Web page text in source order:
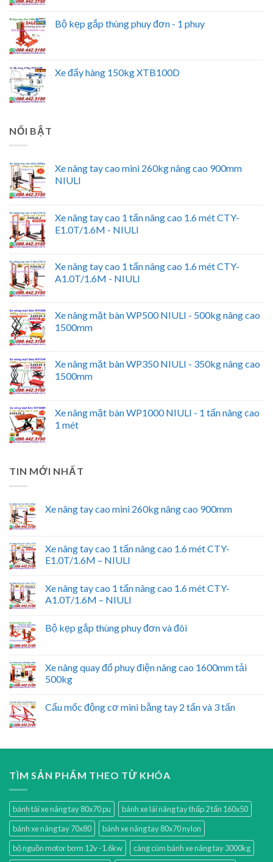
Bộ kẹp gắp thùng phuy đơn - 1 phuy
Xe đẩy hàng 150kg XTB100D
NỔI BẬT
Xe nâng tay cao mini 260kg nâng cao 900mm
NIULI
Xe nâng tay cao 1 tấn nâng cao 1.6 mét CTY-
E1.0T/1.6M - NIULI
Xe nâng tay cao 1 tấn nâng cao 1.6 mét CTY-
A1.0T/1.6M - NIULI
Xe nâng mặt bàn WP500 NIULI - 500kg nâng cao
1500mm
Xe nâng mặt bàn WP350 NIULI - 350kg nâng cao
1500mm
Xe nâng mặt bàn WP1000 NIULI - 1 tấn nâng cao
1 mét
TIN MỚI NHẤT
Xe nâng tay cao mini 260kg nâng cao 900mm
Xe nâng tay cao 1 tấn nâng cao 1.6 mét CTY-
E1.0T/1.6M – NIULI
Xe nâng tay cao 1 tấn nâng cao 1.6 mét CTY-
A1.0T/1.6M – NIULI
Bộ kẹp gắp thùng phuy đơn và đôi
Xe nâng quay đổ phuy điện nâng cao 1600mm tải
500kg
Cẩu mốc động cơ mini bằng tay 2 tấn và 3 tấn
TÌM SẢN PHẨM THEO TỪ KHÓA
bánh tải xe nâng tay 80x70 pu
bánh xe lái nâng tay thấp 2 tấn 160x50
bánh xe nâng tay 70x80
bánh xe nâng tay 80x70 nylon
bộ nguồn motor bơm 12v -1.6kw
càng cùm bánh xe nâng tay 3000kg